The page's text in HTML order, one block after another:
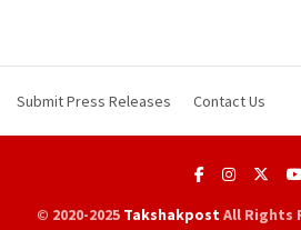
Submit Press Releases Contact Us
© 2020-2025 TakshakpostAll Rights